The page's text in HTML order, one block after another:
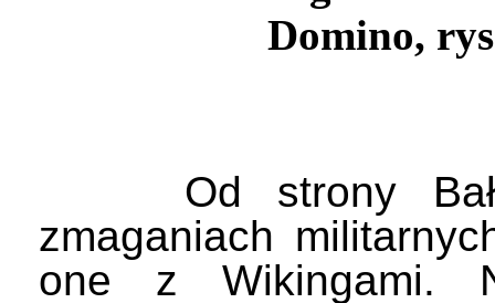
Domino,
Od strony
zmaganiach
one z Wikingami.